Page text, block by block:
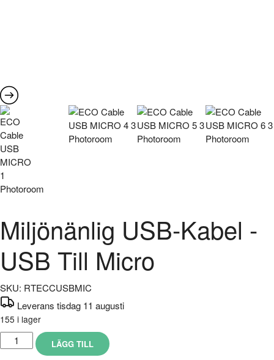
Miljönänlig USB-Kabel -
USB Till Micro
SKU: RTECCUSBMIC
Leverans tisdag 11 augusti
155 i lager
LÄGG TILL